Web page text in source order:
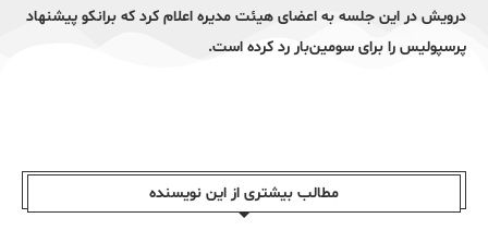
درویش در این جلسه به اعضای هیئت مدیره اعلام کرد که برانکو پیشنهاد
پرسپولیس را برای سومین‌بار رد کرده است.
مطالب بیشتری از این نویسندە